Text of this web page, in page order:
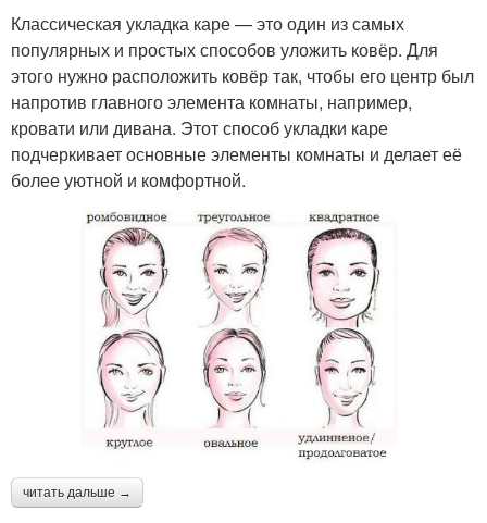
Классическая укладка каре — это один из самых
популярных и простых способов уложить ковёр. Для
этого нужно расположить ковёр так, чтобы его центр был
напротив главного элемента комнаты, например,
кровати или дивана. Этот способ укладки каре
подчеркивает основные элементы комнаты и делает её
более уютной и комфортной.
читать дальше →